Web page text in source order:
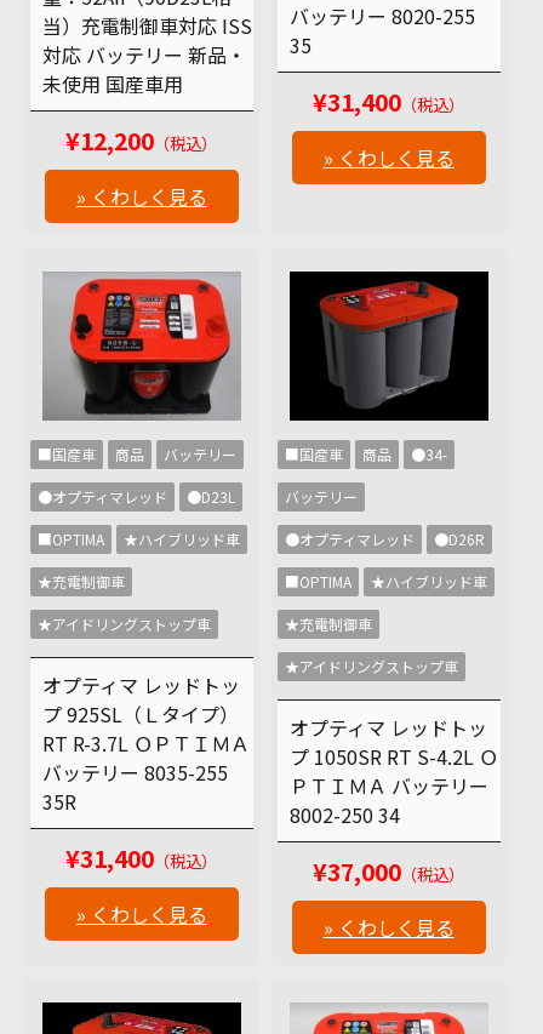
当）充電制御車対応 ISS
対応 バッテリー 新品・
未使用 国産車用
¥12,200 （税込）
» くわしく見る
バッテリー 8020-255
35
¥31,400 （税込）
» くわしく見る
■国産車 商品 バッテリー
●オプティマレッド ●D23L
■OPTIMA ★ハイブリッド車
★充電制御車
★アイドリングストップ車
オプティマ レッドトッ
プ 925SL（Ｌタイプ）
RT R-3.7L ＯＰＴＩＭＡ
バッテリー 8035-255
35R
¥31,400 （税込）
» くわしく見る
■国産車 商品 ●34-
バッテリー
●オプティマレッド ●D26R
■OPTIMA ★ハイブリッド車
★充電制御車
★アイドリングストップ車
オプティマ レッドトッ
プ 1050SR RT S-4.2L Ｏ
ＰＴＩＭＡ バッテリー
8002-250 34
¥37,000 （税込）
» くわしく見る